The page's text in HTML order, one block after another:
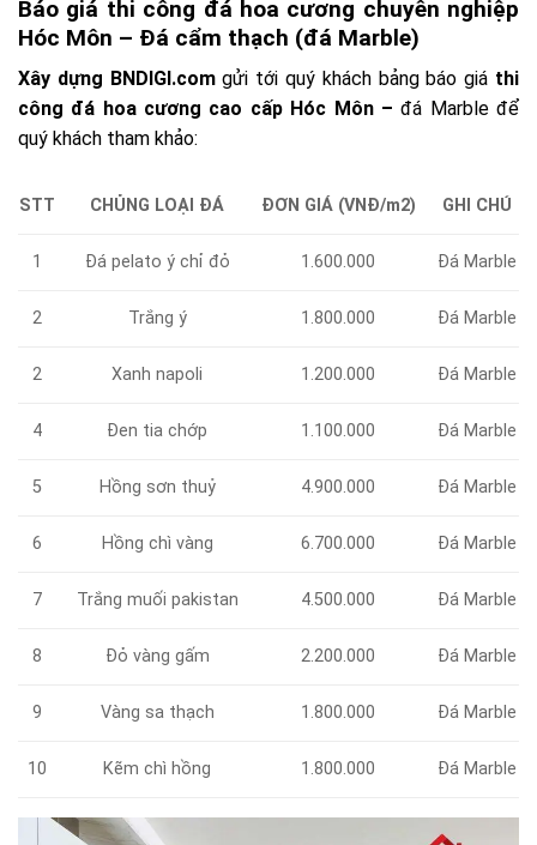
Báo giá thi công đá hoa cương chuyên nghiệp
Hóc Môn – Đá cẩm thạch (đá Marble)
Xây dựng BNDIGI.comgửi tới quý khách bảng báo giá thi
công đá hoa cương cao cấp Hóc Môn –đá Marble để
quý khách tham khảo:
STT CHỦNG LOẠI ĐÁ ĐƠN GIÁ (VNĐ/m2) GHI CHÚ
1 Đá pelato ý chỉ đỏ 1.600.000 Đá Marble
2 Trắng ý 1.800.000 Đá Marble
2 Xanh napoli 1.200.000 Đá Marble
4 Đen tia chớp 1.100.000 Đá Marble
5 Hồng sơn thuỷ 4.900.000 Đá Marble
6 Hồng chì vàng 6.700.000 Đá Marble
7 Trắng muối pakistan 4.500.000 Đá Marble
8 Đỏ vàng gấm 2.200.000 Đá Marble
9 Vàng sa thạch 1.800.000 Đá Marble
10 Kẽm chì hồng 1.800.000 Đá Marble